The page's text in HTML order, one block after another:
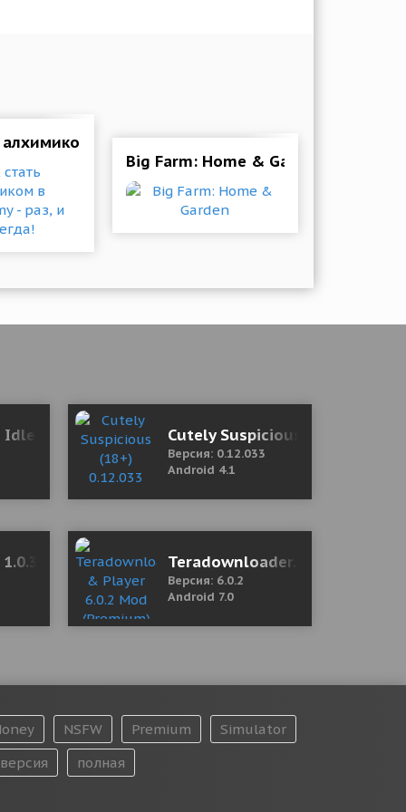
- часть 1в Alchademy - раз, и навсегда!
Big Farm: Home & Garden
(полная версия)
1.8.01 Мод менюCutely Suspicious (18+)
Версия: 0.12.033
Android 4.1
Mod (Lots of money)Teradownloader.com & Player
Версия: 6.0.2
Android 7.0
NSFW Premium
Simulator
версия
полная